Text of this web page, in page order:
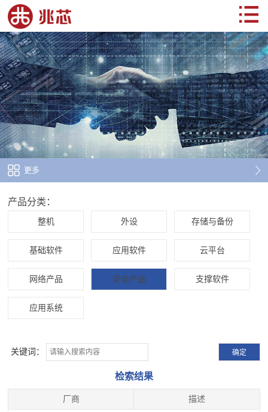
更多
检索结果
厂商 描述
产品分类：
整机 外设 存储与备份
基础软件 应用软件 云平台
网络产品 安全产品 支撑软件
应用系统
关键词：